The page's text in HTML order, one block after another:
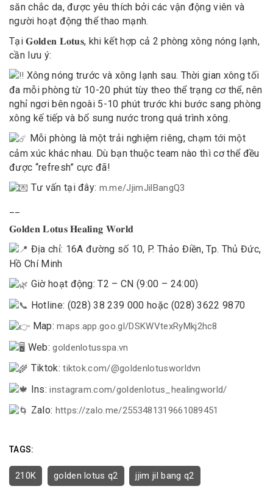
săn chắc da, được yêu thích bởi các vận động viên và
người hoạt động thể thao mạnh.
Tại 𝐆𝐨𝐥𝐝𝐞𝐧 𝐋𝐨𝐭𝐮𝐬, khi kết hợp cả 2 phòng xông nóng lạnh,
cần lưu ý:
Xông nóng trước và xông lạnh sau. Thời gian xông tối
đa mỗi phòng từ 10-20 phút tùy theo thể trạng cơ thể, nên
nghỉ ngơi bên ngoài 5-10 phút trước khi bước sang phòng
xông kế tiếp và bổ sung nước trong quá trình xông.
Mỗi phòng là một trải nghiệm riêng, chạm tới một
cảm xúc khác nhau. Dù bạn thuộc team nào thì cơ thể đều
được “refresh” cực đã!
Tư vấn tại đây: m.me/JjimJilBangQ3
𝐆𝐨𝐥𝐝𝐞𝐧 𝐋𝐨𝐭𝐮𝐬 𝐇𝐞𝐚𝐥𝐢𝐧𝐠 𝐖𝐨𝐫𝐥𝐝
Địa chỉ: 16A đường số 10, P. Thảo Điền, Tp. Thủ Đức,
Hồ Chí Minh
Giờ hoạt động: T2 – CN (9:00 – 24:00)
Hotline: (028) 38 239 000 hoặc (028) 3622 9870
Map:maps.app.goo.gl/DSKWVtexRyMkj2hc8
Web:goldenlotusspa.vn
Tiktok:tiktok.com/@goldenlotusworldvn
Ins:instagram.com/goldenlotus_healingworld/
Zalo: https://zalo.me/2553481319661089451
TAGS:
210K golden lotus q2 jjim jil bang q2